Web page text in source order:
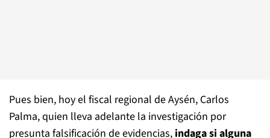
Pues bien, hoy el fiscal regional de Aysén, Carlos
Palma, quien lleva adelante la investigación por
presunta falsificación de evidencias, indaga si alguna